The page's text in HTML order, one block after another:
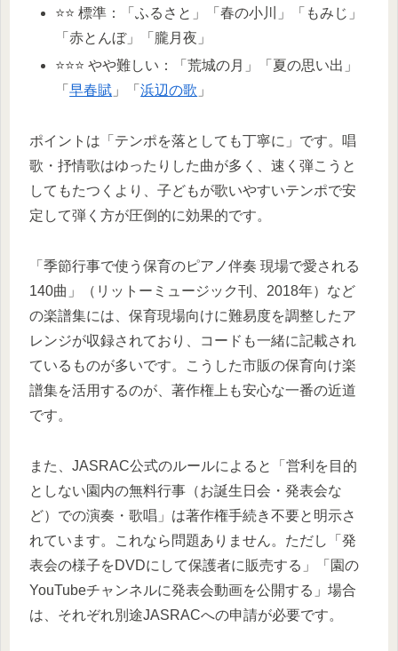
⭐⭐ 標準：「ふるさと」「春の小川」「もみじ」
「赤とんぼ」「朧月夜」
⭐⭐⭐ やや難しい：「荒城の月」「夏の思い出」
「早春賦 」「浜辺の歌 」
ポイントは「テンポを落としても丁寧に」です。唱
歌・抒情歌はゆったりした曲が多く、速く弾こうと
してもたつくより、子どもが歌いやすいテンポで安
定して弾く方が圧倒的に効果的です。
「季節行事で使う保育のピアノ伴奏 現場で愛される
140曲」（リットーミュージック刊、2018年）など
の楽譜集には、保育現場向けに難易度を調整したア
レンジが収録されており、コードも一緒に記載され
ているものが多いです。こうした市販の保育向け楽
譜集を活用するのが、著作権上も安心な一番の近道
です。
また、JASRAC公式のルールによると「営利を目的
としない園内の無料行事（お誕生日会・発表会な
ど）での演奏・歌唱」は著作権手続き不要と明示さ
れています。これなら問題ありません。ただし「発
表会の様子をDVDにして保護者に販売する」「園の
YouTubeチャンネルに発表会動画を公開する」場合
は、それぞれ別途JASRACへの申請が必要です。